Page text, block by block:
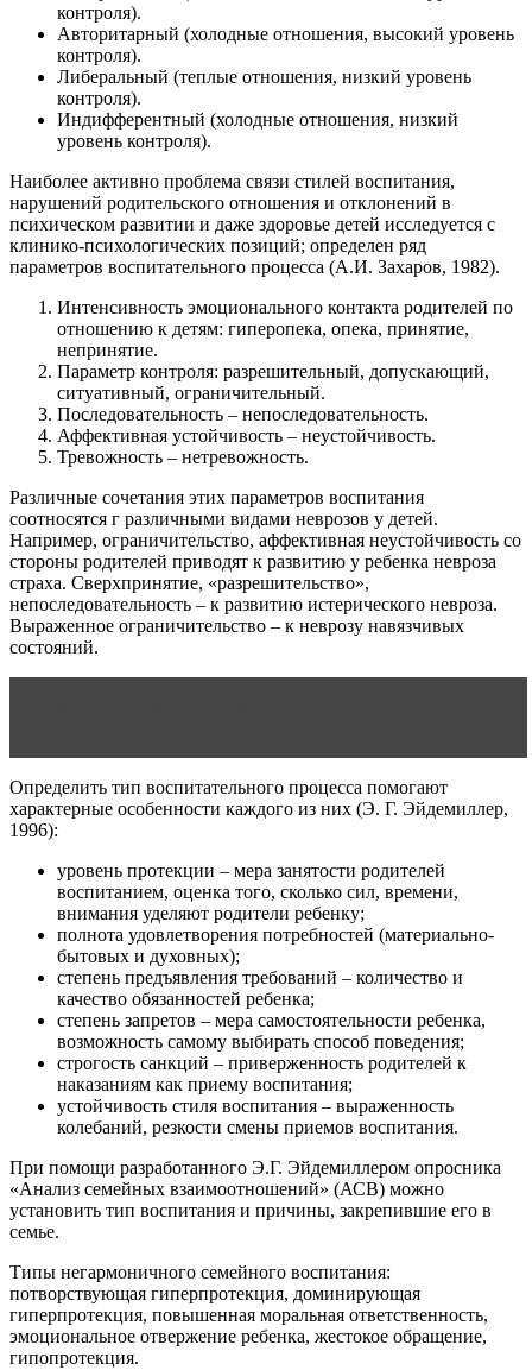
контроля).
Авторитарный (холодные отношения, высокий уровень
контроля).
Либеральный (теплые отношения, низкий уровень
контроля).
Индифферентный (холодные отношения, низкий
уровень контроля).
Наиболее активно проблема связи стилей воспитания,
нарушений родительского отношения и отклонений в
психическом развитии и даже здоровье детей исследуется с
клинико-психологических позиций; определен ряд
параметров воспитательного процесса (А.И. Захаров, 1982).
Интенсивность эмоционального контакта родителей по
отношению к детям: гиперопека, опека, принятие,
непринятие.
Параметр контроля: разрешительный, допускающий,
ситуативный, ограничительный.
Последовательность – непоследовательность.
Аффективная устойчивость – неустойчивость.
Тревожность – нетревожность.
Различные сочетания этих параметров воспитания
соотносятся г различными видами неврозов у детей.
Например, ограничительство, аффективная неустойчивость со
стороны родителей приводят к развитию у ребенка невроза
страха. Сверхпринятие, «разрешительство»,
непоследовательность – к развитию истерического невроза.
Выраженное ограничительство – к неврозу навязчивых
состояний.
Определить тип воспитательного процесса помогают
характерные особенности каждого из них (Э. Г. Эйдемиллер,
1996):
уровень протекции – мера занятости родителей
воспитанием, оценка того, сколько сил, времени,
внимания уделяют родители ребенку;
полнота удовлетворения потребностей (материально-
бытовых и духовных);
степень предъявления требований – количество и
качество обязанностей ребенка;
степень запретов – мера самостоятельности ребенка,
возможность самому выбирать способ поведения;
строгость санкций – приверженность родителей к
наказаниям как приему воспитания;
устойчивость стиля воспитания – выраженность
колебаний, резкости смены приемов воспитания.
При помощи разработанного Э.Г. Эйдемиллером опросника
«Анализ семейных взаимоотношений» (АСВ) можно
установить тип воспитания и причины, закрепившие его в
семье.
Типы негармоничного семейного воспитания:
потворствующая гиперпротекция, доминирующая
гиперпротекция, повышенная моральная ответственность,
эмоциональное отвержение ребенка, жестокое обращение,
гипопротекция.